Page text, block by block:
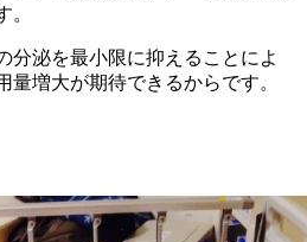
。
分泌を最小限に抑えることによ
量増大が期待できるからです。